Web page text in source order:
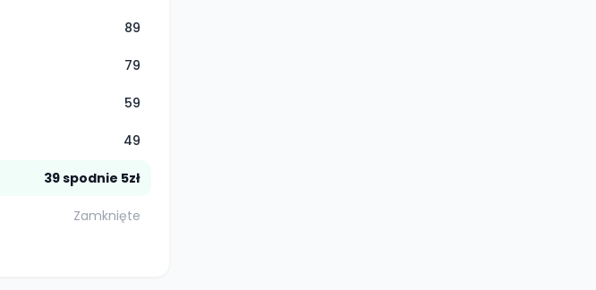
89
79
59
49
39 spodnie 5zł
Zamknięte